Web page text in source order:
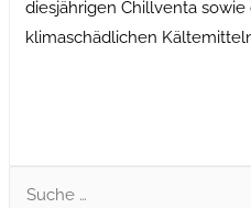
diesjährigen Chillventa
klimaschädlichen